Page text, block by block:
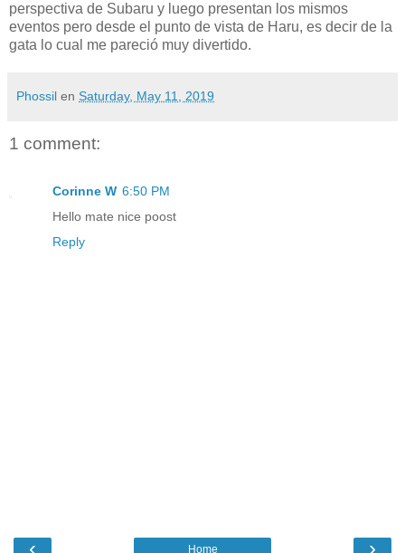
perspectiva de Subaru y luego presentan los mismos
eventos pero desde el punto de vista de Haru, es decir de la
gata lo cual me pareció muy divertido.
Phossil en Saturday, May 11, 2019
1 comment:
Corinne W 6:50 PM
Hello mate nice poost
Reply
Home